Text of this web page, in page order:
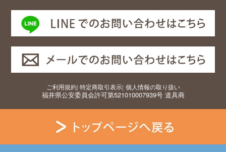
ご利用規約| 特定商取引表示| 個人情報の取り扱い
福井県公安委員会許可第521010007939号 道具商